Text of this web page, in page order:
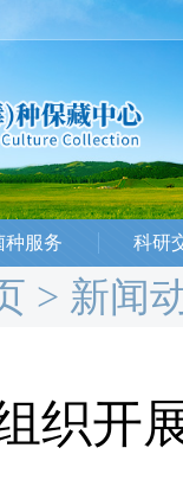
种服务 科研
> 新闻
织开